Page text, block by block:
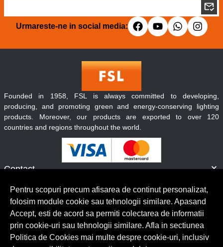
Urmareste-ne in social media:
Contact
Servicii clienti
Founded in 1958, FSL is always committed to developing,
producing, and promoting green and energy-conserving lighting
products. Moreover, our products are exported to over 120
countries and regions throughout the world.
© Copyright 2026 Lumilux. Toate drepturile rezervate.
Pentru scopuri precum afisarea de continut personalizat,
folosim module cookie sau tehnologii similare. Apasand
Accept, esti de acord sa permiti colectarea de informatii
prin cookie-uri sau tehnologii similare. Afla in sectiunea
Politica de Cookies mai multe despre cookie-uri, inclusiv